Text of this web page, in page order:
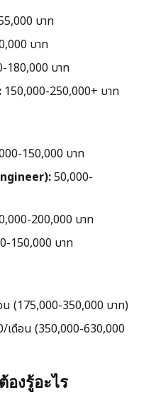
บาท
บาท
180,000 บาท
150,000-250,000+ บาท
150,000 บาท
50,000-
200,000 บาท
150,000 บาท
(175,000-350,000 บาท)
เดือน (350,000-630,000
องรู้อะไร